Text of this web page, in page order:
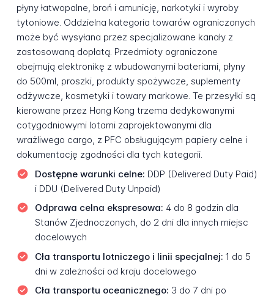
płyny łatwopalne, broń i amunicję, narkotyki i wyroby
tytoniowe. Oddzielna kategoria towarów ograniczonych
może być wysyłana przez specjalizowane kanały z
zastosowaną dopłatą. Przedmioty ograniczone
obejmują elektronikę z wbudowanymi bateriami, płyny
do 500ml, proszki, produkty spożywcze, suplementy
odżywcze, kosmetyki i towary markowe. Te przesyłki są
kierowane przez Hong Kong trzema dedykowanymi
cotygodniowymi lotami zaprojektowanymi dla
wrażliwego cargo, z PFC obsługującym papiery celne i
dokumentację zgodności dla tych kategorii.
Dostępne warunki celne: DDP (Delivered Duty Paid)
i DDU (Delivered Duty Unpaid)
Odprawa celna ekspresowa: 4 do 8 godzin dla
Stanów Zjednoczonych, do 2 dni dla innych miejsc
docelowych
Cła transportu lotniczego i linii specjalnej: 1 do 5
dni w zależności od kraju docelowego
Cła transportu oceanicznego: 3 do 7 dni po